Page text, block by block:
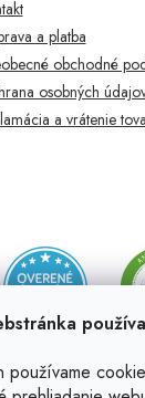
používame
a platba
obchodné
osobných
a vrátenie